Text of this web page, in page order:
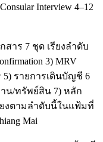
Interview 4–12
าร 7 ชุด เรียงลำดับ
3) MRV
5) รายการเดินบัญชี 6
าน/ทรัพย์สิน 7) หลัก
รียงตามลำดับนี้ในแฟ้มที่
Mai